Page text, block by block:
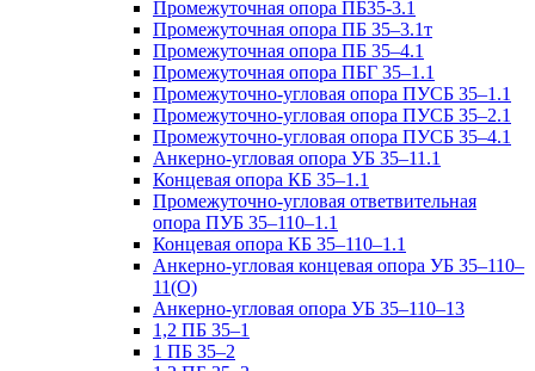
Промежуточная опора ПБ35-3.1
Промежуточная опора ПБ 35–3.1т
Промежуточная опора ПБ 35–4.1
Промежуточная опора ПБГ 35–1.1
Промежуточно-угловая опора ПУСБ 35–1.1
Промежуточно-угловая опора ПУСБ 35–2.1
Промежуточно-угловая опора ПУСБ 35–4.1
Анкерно-угловая опора УБ 35–11.1
Концевая опора КБ 35–1.1
Промежуточно-угловая ответвительная
опора ПУБ 35–110–1.1
Концевая опора КБ 35–110–1.1
Анкерно-угловая концевая опора УБ 35–110–
11(О)
Анкерно-угловая опора УБ 35–110–13
1,2 ПБ 35–1
1 ПБ 35–2